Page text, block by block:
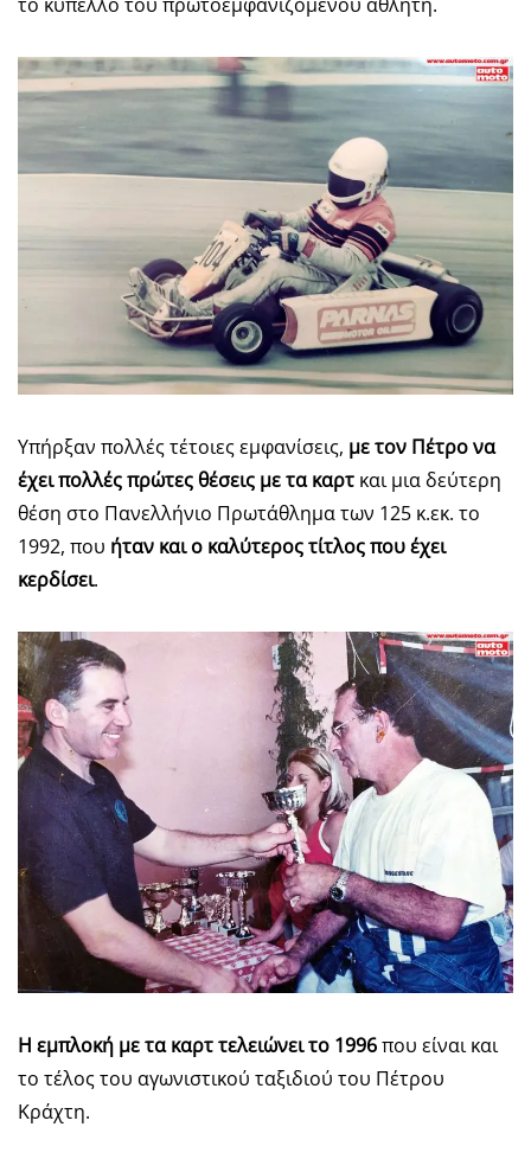
Υπήρξαν πολλές τέτοιες εμφανίσεις, με τον Πέτρο να
έχει πολλές πρώτες θέσεις με τα καρτ και μια δεύτερη
θέση στο Πανελλήνιο Πρωτάθλημα των 125 κ.εκ. το
1992, που ήταν και ο καλύτερος τίτλος που έχει
κερδίσει.
Η εμπλοκή με τα καρτ τελειώνει το 1996που είναι και
το τέλος του αγωνιστικού ταξιδιού του Πέτρου
Κράχτη.